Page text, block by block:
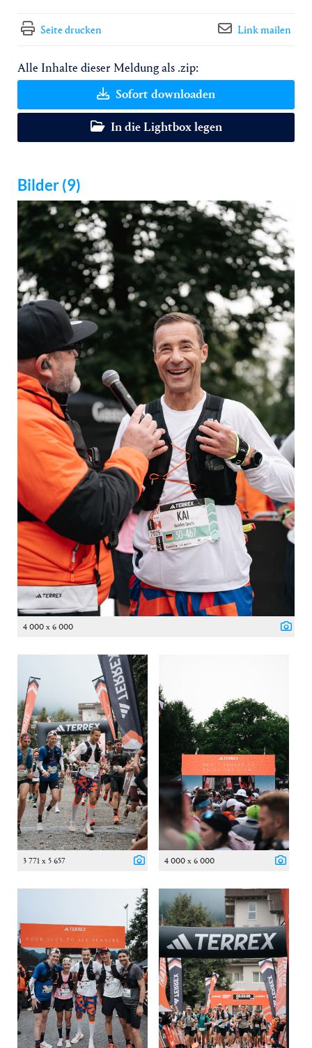
Seite drucken Link mailen
Alle Inhalte dieser Meldung als .zip:
Sofort downloaden
In die Lightbox legen
Bilder (9)
4 000 x 6 000
3 771 x 5 657 4 000 x 6 000